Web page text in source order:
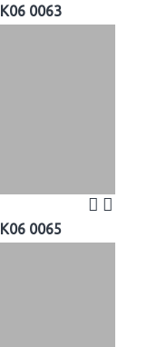
K06 0063
K06 0065